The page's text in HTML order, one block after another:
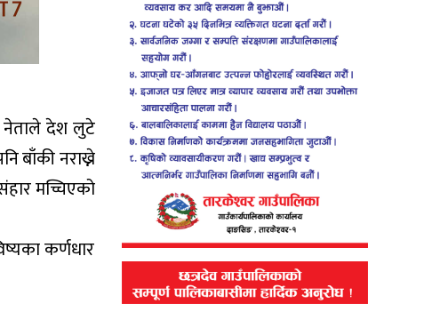
नेताले देश लुटे
बाँकी नराख्ने
मच्चिएको
कर्णधार